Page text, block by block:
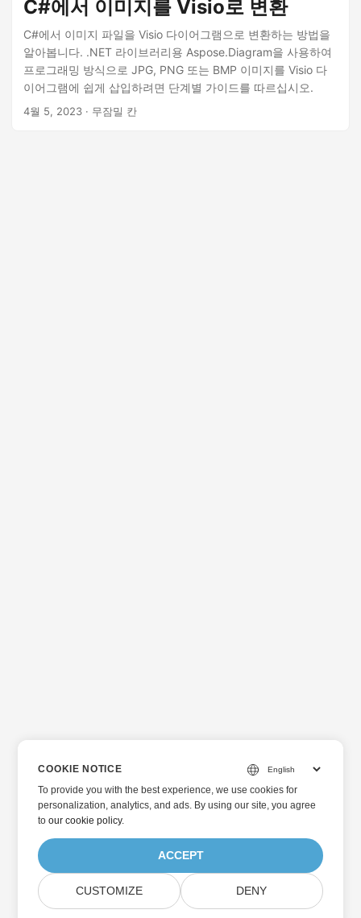
C#에서 이미지를 Visio로 변환
C#에서 이미지 파일을 Visio 다이어그램으로 변환하는 방법을
알아봅니다. .NET 라이브러리용 Aspose.Diagram을 사용하여
프로그래밍 방식으로 JPG, PNG 또는 BMP 이미지를 Visio 다
이어그램에 쉽게 삽입하려면 단계별 가이드를 따르십시오.
4월 5, 2023 · 무잠밀 칸
COOKIE NOTICE
To provide you with the best experience, we use cookies for
personalization, analytics, and ads. By using our site, you agree
toour cookie policy.
ACCEPT
CUSTOMIZE DENY